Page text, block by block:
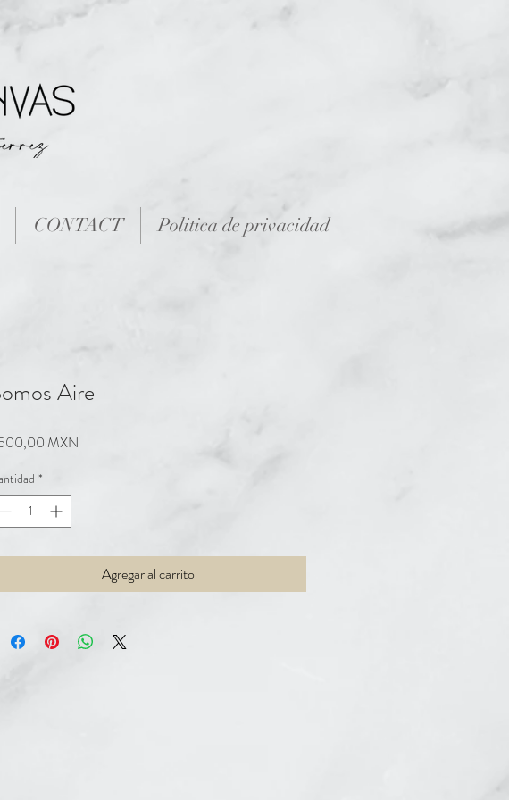
CONTACT Politica de privacidad
Aire
MXN
*
Agregar al carrito